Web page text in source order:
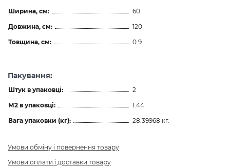
Ширина, см:
60
Довжина, см:
120
Товщина, см:
0.9
Пакування:
Штук в упаковці:
2
М2 в упаковці:
1.44
Вага упаковки (кг):
28.39968 кг.
Умови обміну і повернення товару
Умови оплати і доставки товару